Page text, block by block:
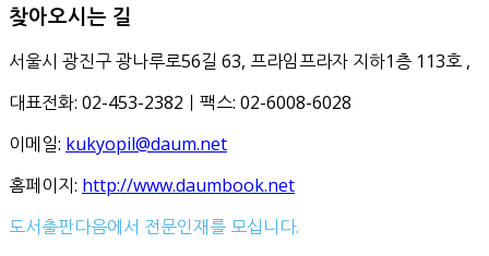
찾아오시는 길
서울시 광진구 광나루로56길 63, 프라임프라자 지하1층 113호 ,
대표전화: 02-453-2382ㅣ팩스: 02-6008-6028
이메일: kukyopil@daum.net
홈페이지: http://www.daumbook.net
도서출판다음에서 전문인재를 모십니다.